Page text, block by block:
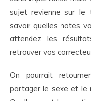
sujet revienne sur le
savoir quelles notes
attendez les
retrouver vos
On pourrait
partager le sexe et le